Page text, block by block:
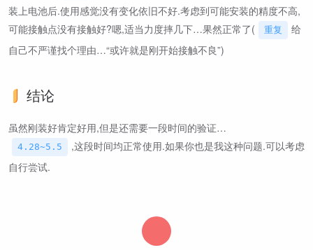
装上电池后.使用感觉没有变化依旧不好.考虑到可能安装的精度不高,
可能接触点没有接触好?嗯,适当力度摔几下…果然正常了(
重复
给
自己不严谨找个理由…“或许就是刚开始接触不良”)
结论
虽然刚装好肯定好用,但是还需要一段时间的验证…
4.28~5.5
,这段时间均正常使用.如果你也是我这种问题.可以考虑
自行尝试.